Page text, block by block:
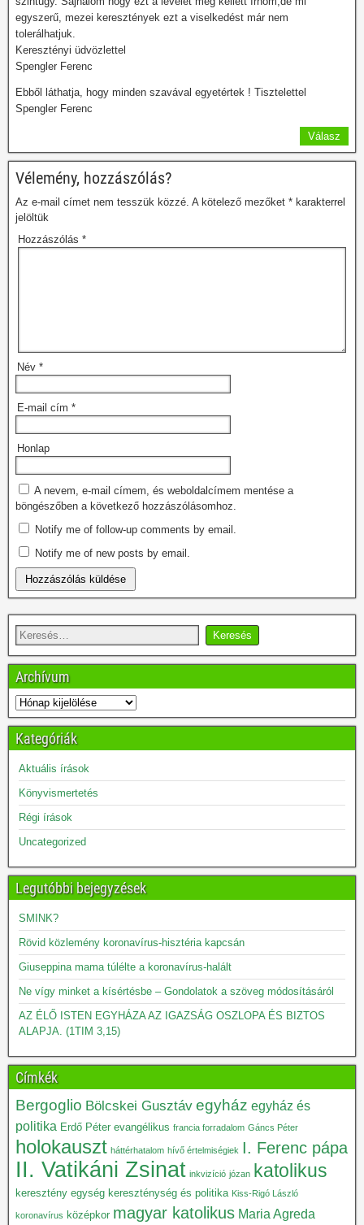
egyszerű, mezei keresztények ezt a viselkedést már nem
tolerálhatjuk.
Keresztényi üdvözlettel
Spengler Ferenc
Ebből láthatja, hogy minden szavával egyetértek ! Tisztelettel
Spengler Ferenc
Válasz
Vélemény, hozzászólás?
Az e-mail címet nem tesszük közzé. A kötelező mezőket * karakterrel
jelöltük
Hozzászólás *
Név *
E-mail cím *
Honlap
A nevem, e-mail címem, és weboldalcímem mentése a
böngészőben a következő hozzászólásomhoz.
Notify me of follow-up comments by email.
Notify me of new posts by email.
Archívum
Kategóriák
Aktuális írások
Könyvismertetés
Régi írások
Uncategorized
Legutóbbi bejegyzések
SMINK?
Rövid közlemény koronavírus-hisztéria kapcsán
Giuseppina mama túlélte a koronavírus-halált
Ne vígy minket a kísértésbe – Gondolatok a szöveg módosításáról
AZ ÉLŐ ISTEN EGYHÁZA AZ IGAZSÁG OSZLOPA ÉS BIZTOS
ALAPJA. (1TIM 3,15)
Címkék
Bergoglio Bölcskei Gusztáv egyház egyház és
politika Erdő Péter evangélikus francia forradalom Gáncs Péter
holokauszt háttérhatalom hívő értelmiségiek I. Ferenc pápa
II. Vatikáni Zsinat inkvizíció józan katolikus
keresztény egység kereszténység és politika Kiss-Rigó László
koronavírus középkor magyar katolikus Maria Agreda